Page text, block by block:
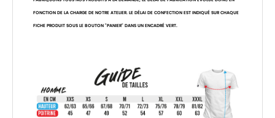
FONCTION DE LA CHARGE DE NOTRE ATELIER. LE DÉLAI DE CONFECTION EST INDIQUÉ SUR CHAQUE
FICHE PRODUIT SOUS LE BOUTON "PANIER" DANS UN ENCADRÉ VERT.